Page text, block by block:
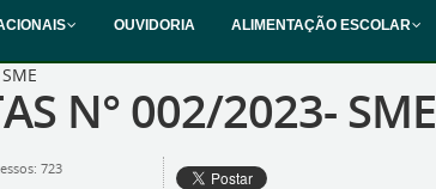
OUVIDORIA ALIMENTAÇÃO ESCOLAR
N° 002/2023- SME
723